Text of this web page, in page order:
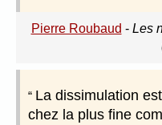
Pierre Roubaud - Les
La dissimulation
chez la plus fine